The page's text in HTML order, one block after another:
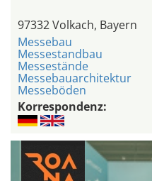
97332 Volkach, Bayern
Messebau
Messestandbau
Messestände
Messebauarchitektur
Messeböden
Korrespondenz: